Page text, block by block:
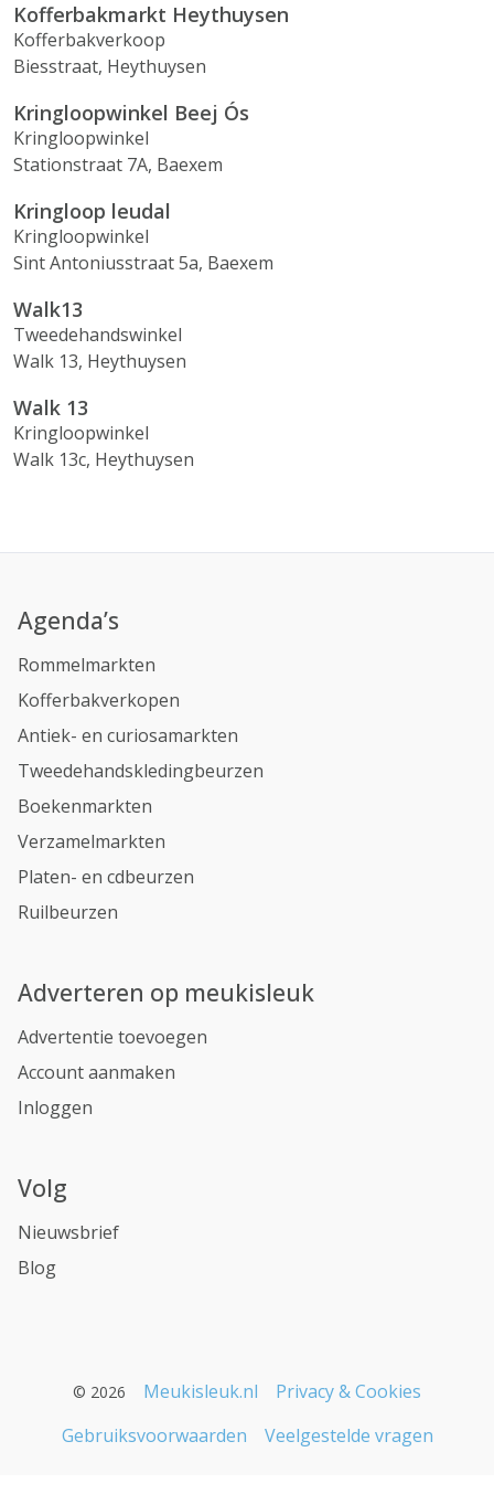
Kofferbakmarkt Heythuysen
Kofferbakverkoop
Biesstraat, Heythuysen
Kringloopwinkel Beej Ós
Kringloopwinkel
Stationstraat 7A, Baexem
Kringloop leudal
Kringloopwinkel
Sint Antoniusstraat 5a, Baexem
Walk13
Tweedehandswinkel
Walk 13, Heythuysen
Walk 13
Kringloopwinkel
Walk 13c, Heythuysen
Agenda’s
Rommelmarkten
Kofferbakverkopen
Antiek- en curiosamarkten
Tweedehandskledingbeurzen
Boekenmarkten
Verzamelmarkten
Platen- en cdbeurzen
Ruilbeurzen
Adverteren op meukisleuk
Advertentie toevoegen
Account aanmaken
Inloggen
Volg
Nieuwsbrief
Blog
© 2026 Meukisleuk.nl
Privacy & Cookies
Gebruiksvoorwaarden
Veelgestelde vragen